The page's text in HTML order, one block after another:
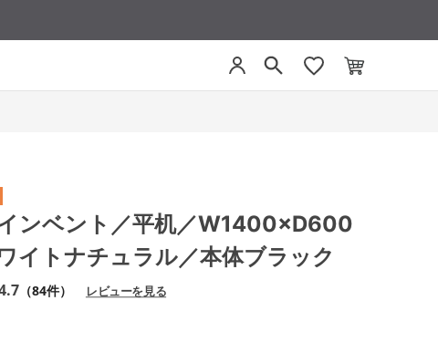
ンベント／平机／W1400×D600
イトナチュラル／本体ブラック
（84件） レビューを見る